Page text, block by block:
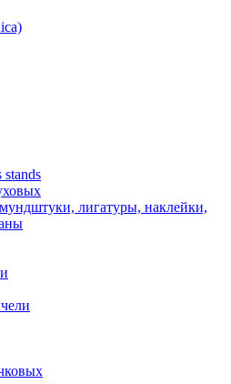
stands
лигатуры, наклейки,